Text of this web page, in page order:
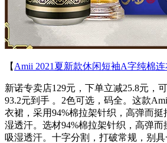
【 Amii 2021夏新款休闲短袖A字纯棉连
新诺专卖店129元，下单立减25.8元，
93.2元到手 。2色可选，码全。这款
衣裙，采用94%棉拉架针织，高弹而
湿透汗。选材94%棉拉架针织，高弹而
吸湿透汗。十字分割，打破常规，别具